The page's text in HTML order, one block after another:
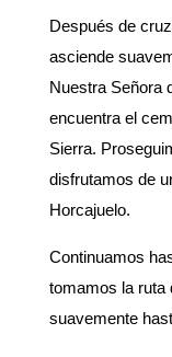
Después de
asciende
Nuestra Señora
encuentra el
Sierra.
disfrutamos de
Horcajuelo.
Continuamos
tomamos la ruta
suavemente